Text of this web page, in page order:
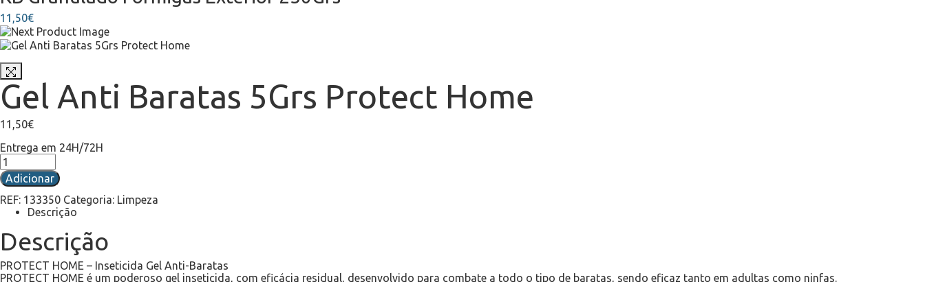
11,50€
Gel Anti Baratas 5Grs Protect Home
11,50€
Entrega em 24H/72H
Adicionar
REF: 133350 Categoria: Limpeza
Descrição
Descrição
PROTECT HOME – Inseticida Gel Anti-Baratas
PROTECT HOME é um poderoso gel inseticida, com eficácia residual, desenvolvido para combate a todo o tipo de baratas, sendo eficaz tanto em adultas como ninfas.